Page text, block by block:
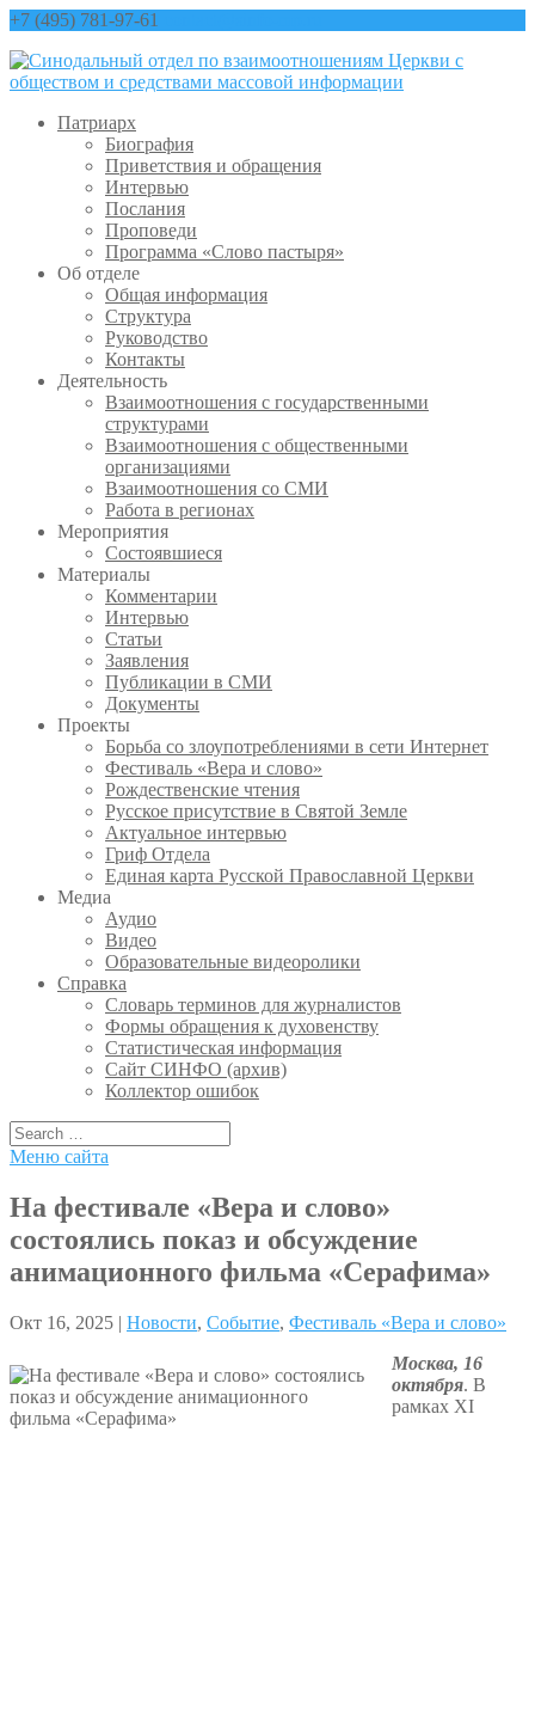
+7 (495) 781-97-61
Патриарх
Биография
Приветствия и обращения
Интервью
Послания
Проповеди
Программа «Слово пастыря»
Об отделе
Общая информация
Структура
Руководство
Контакты
Деятельность
Взаимоотношения с государственными
структурами
Взаимоотношения с общественными
организациями
Взаимоотношения со СМИ
Работа в регионах
Мероприятия
Состоявшиеся
Материалы
Комментарии
Интервью
Статьи
Заявления
Публикации в СМИ
Документы
Проекты
Борьба со злоупотреблениями в сети Интернет
Фестиваль «Вера и слово»
Рождественские чтения
Русское присутствие в Святой Земле
Актуальное интервью
Гриф Отдела
Единая карта Русской Православной Церкви
Медиа
Аудио
Видео
Образовательные видеоролики
Справка
Словарь терминов для журналистов
Формы обращения к духовенству
Статистическая информация
Сайт СИНФО (архив)
Коллектор ошибок
Меню сайта
На фестивале «Вера и слово»
состоялись показ и обсуждение
анимационного фильма «Серафима»
Окт 16, 2025 | Новости, Событие, Фестиваль «Вера и слово»
Москва, 16
октября. В
рамках XI